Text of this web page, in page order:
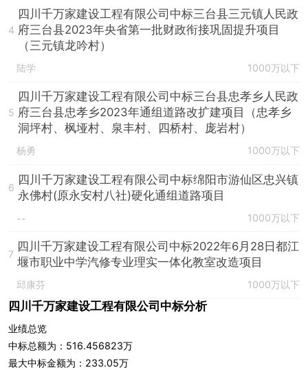
4
四川千万家建设工程有限公司中标三台县三元镇人民政
府三台县2023年央省第一批财政衔接巩固提升项目
（三元镇龙吟村）
陆学 1000万以下
5
四川千万家建设工程有限公司中标三台县忠孝乡人民政
府三台县忠孝乡2023年通组道路改扩建项目（忠孝乡
洞坪村、枫垭村、泉丰村、四桥村、庞岩村）
杨勇 1000万以下
6
四川千万家建设工程有限公司中标绵阳市游仙区忠兴镇
永佛村(原永安村八社)硬化通组道路项目
-- 1000万以下
7
四川千万家建设工程有限公司中标2022年6月28日都江
堰市职业中学汽修专业理实一体化教室改造项目
邱康芬 1000万以下
四川千万家建设工程有限公司中标分析
业绩总览
中标总额为：516.456823万
最大中标金额为：233.05万